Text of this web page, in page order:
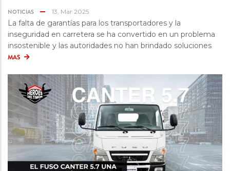
NOTICIAS 13, Mar 2025
La falta de garantías para los transportadores y la
inseguridad en carretera se ha convertido en un problema
insostenible y las autoridades no han brindado soluciones
MAS